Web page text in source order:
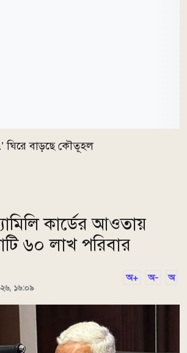
ঘিরে বাড়ছে কৌতূহল
কার্ডের আওতায়
৬০ লাখ পরিবার
১৬:০৯
অ+ অ- অ